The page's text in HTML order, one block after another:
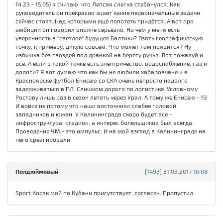
14.23 - 15.05) я считаю что Лепсая слегка стебанулся. Как
руководитель он прекрасно знает какие первоначальные задачи
сейчас стоят. Над которыми ещё попотеть придётся. А вот про
амбиции он говорил вполне серьёзно. На чём у меня есть
уверенность в "светлое" будущее Балтики? Взять географическую
точку, к примеру, дикую совсем. Что может там появится? Ну
избушка без гвоздей под дранкой на берегу ручья. Вот пожалуй и
всё. А если в такой точке есть электричество, водоснабжение, газ и
дороги? Я вот думаю что как бы не любили хабаровчане и в
Красноярске футбол Енисею со СКА очень непросто надолго
задерживаться в ПЛ. Слишком дорого по логистике. Условному
Ростову лишь раз в сезон летать через Урал. А тому же Енисею - 15!
И вовсе не потому что наши восточники слабее головой
западников и южан. У Калининграда скоро будет всё -
инфроструктура, стадион, а интерес болельщиков был всегда.
Проведение ЧМ - это импульс. И на мой взгляд в Калининграде на
него среагировали.
[1493] 31.03.2017 16:08
Полдюймовый
Sport Косяк мой по Кубани присутствует, согласен. Пропустил.